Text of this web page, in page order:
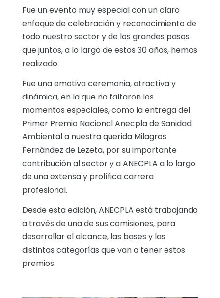
Fue un evento muy especial con un claro
enfoque de celebración y reconocimiento de
todo nuestro sector y de los grandes pasos
que juntos, a lo largo de estos 30 años, hemos
realizado.
Fue una emotiva ceremonia, atractiva y
dinámica, en la que no faltaron los
momentos especiales, como la entrega del
Primer Premio Nacional Anecpla de Sanidad
Ambiental a nuestra querida Milagros
Fernández de Lezeta, por su importante
contribución al sector y a ANECPLA a lo largo
de una extensa y prolífica carrera
profesional.
Desde esta edición, ANECPLA está trabajando
a través de una de sus comisiones, para
desarrollar el alcance, las bases y las
distintas categorías que van a tener estos
premios.